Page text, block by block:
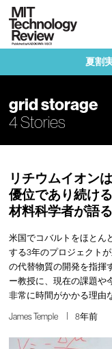
夏割
grid storage
4 Stories
リチウムイオン
優位であり続け
材料科学者が語
米国でコバルトをほとん
する3年のプロジェクト
の代替物質の開発を指揮
ー教授に、現在の課題や
非常に時間がかかる理由
James Temple 8年前